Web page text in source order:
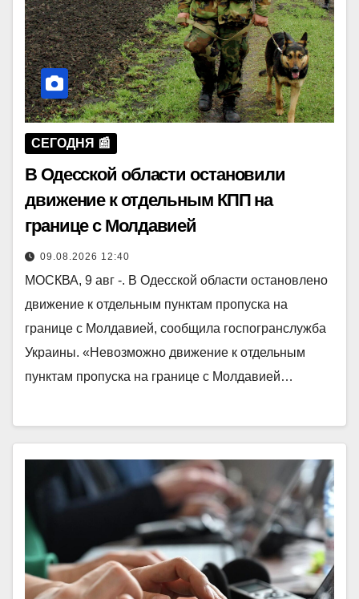
СЕГОДНЯ 📰
В Одесской области остановили
движение к отдельным КПП на
границе с Молдавией
09.08.2026 12:40
МОСКВА, 9 авг -. В Одесской области остановлено
движение к отдельным пунктам пропуска на
границе с Молдавией, сообщила госпогранслужба
Украины. «Невозможно движение к отдельным
пунктам пропуска на границе с Молдавией…